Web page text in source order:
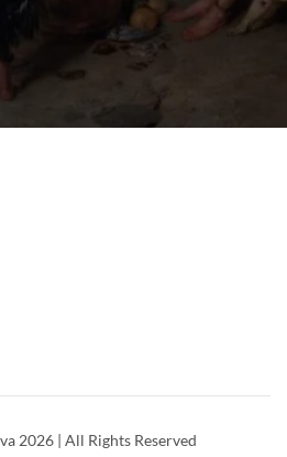
2026 | All Rights Reserved